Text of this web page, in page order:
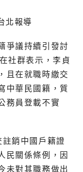
北報導
爭議持續引發討
社群表示，李貞
且在就職時繳交
中華民國籍，質
務員登載不實
銷中國戶籍證
民關係條例，因
未對其職務做出